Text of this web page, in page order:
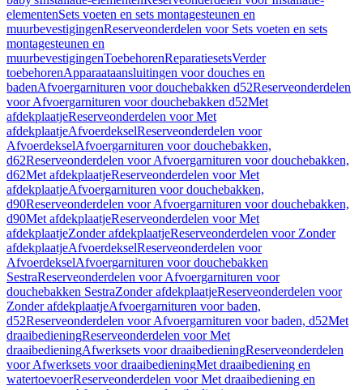
elementenSets voeten en sets montagesteunen en
muurbevestigingenReserveonderdelen voor Sets voeten en sets
montagesteunen en
muurbevestigingenToebehorenReparatiesetsVerder
toebehorenApparaataansluitingen voor douches en
badenAfvoergarnituren voor douchebakken d52Reserveonderdelen
voor Afvoergarnituren voor douchebakken d52Met
afdekplaatjeReserveonderdelen voor Met
afdekplaatjeAfvoerdekselReserveonderdelen voor
AfvoerdekselAfvoergarnituren voor douchebakken,
d62Reserveonderdelen voor Afvoergarnituren voor douchebakken,
d62Met afdekplaatjeReserveonderdelen voor Met
afdekplaatjeAfvoergarnituren voor douchebakken,
d90Reserveonderdelen voor Afvoergarnituren voor douchebakken,
d90Met afdekplaatjeReserveonderdelen voor Met
afdekplaatjeZonder afdekplaatjeReserveonderdelen voor Zonder
afdekplaatjeAfvoerdekselReserveonderdelen voor
AfvoerdekselAfvoergarnituren voor douchebakken
SestraReserveonderdelen voor Afvoergarnituren voor
douchebakken SestraZonder afdekplaatjeReserveonderdelen voor
Zonder afdekplaatjeAfvoergarnituren voor baden,
d52Reserveonderdelen voor Afvoergarnituren voor baden, d52Met
draaibedieningReserveonderdelen voor Met
draaibedieningAfwerksets voor draaibedieningReserveonderdelen
voor Afwerksets voor draaibedieningMet draaibediening en
watertoevoerReserveonderdelen voor Met draaibediening en